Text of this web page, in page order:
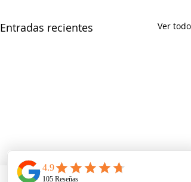
Entradas recientes Ver todo